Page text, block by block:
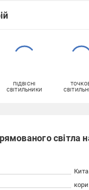
ПІДВІСНІ
СВІТИЛЬНИКИ
світла